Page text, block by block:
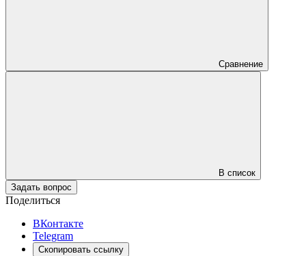
Сравнение
В список
Задать вопрос
Поделиться
ВКонтакте
Telegram
Скопировать ссылку